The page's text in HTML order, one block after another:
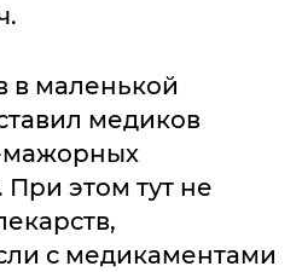
в маленькой
медиков
мажорных
При этом тут не
с медикаментами